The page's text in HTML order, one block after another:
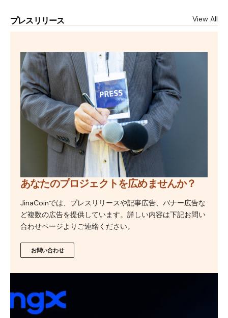
プレスリリース View All
あなたのプロジェクトを広めませんか？
JinaCoinでは、プレスリリースや記事広告、バナー広告な
ど複数の広告を提供しています。詳しい内容は下記お問い
合わせページよりご連絡ください。
お問い合わせ